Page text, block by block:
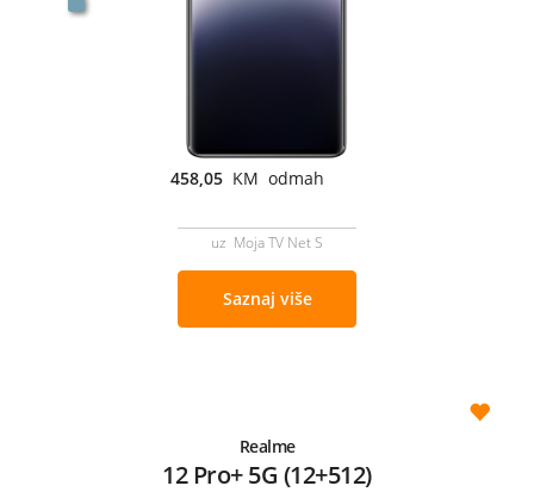
458,05 KM odmah
uz Moja TV Net S
Saznaj više
Realme
12 Pro+ 5G (12+512)